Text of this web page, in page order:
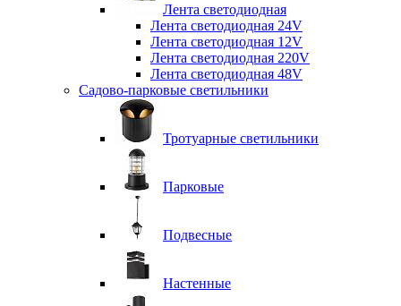
Лента светодиодная
Лента светодиодная 24V
Лента светодиодная 12V
Лента светодиодная 220V
Лента светодиодная 48V
Садово-парковые светильники
Тротуарные светильники
Парковые
Подвесные
Настенные